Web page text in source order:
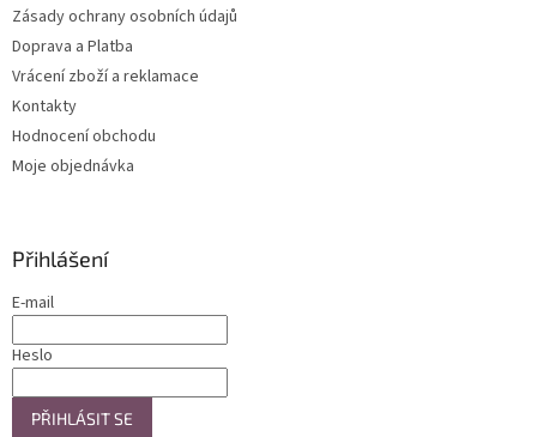
Zásady ochrany osobních údajů
Doprava a Platba
Vrácení zboží a reklamace
Kontakty
Hodnocení obchodu
Moje objednávka
Přihlášení
E-mail
Heslo
PŘIHLÁSIT SE